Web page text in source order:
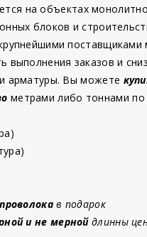
на объектах
блоков и
поставщиками
выполнения заказов и
арматуры. Вы можете
метрами либо тоннами по
в подарок
и не мернойдлинны